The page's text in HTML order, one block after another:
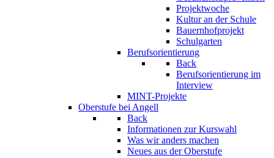
Projektwoche
Kultur an der Schule
Bauernhofprojekt
Schulgarten
Berufsorientierung
Back
Berufsorientierung im
Interview
MINT-Projekte
Oberstufe bei Angell
Back
Informationen zur Kurswahl
Was wir anders machen
Neues aus der Oberstufe